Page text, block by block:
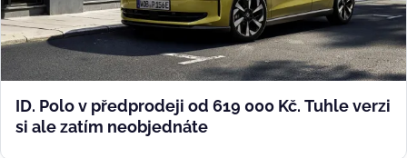
ID. Polo v předprodeji od 619 000 Kč. Tuhle verzi
si ale zatím neobjednáte